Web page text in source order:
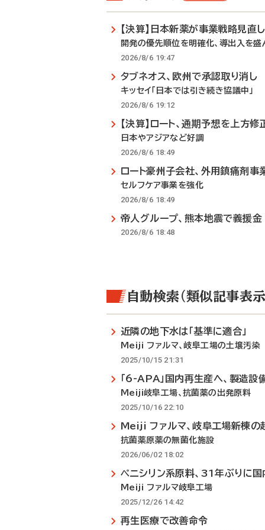
【決算】日本新薬が事業戦略見直し
開発の優先順位を明確化、導出入を盛
2026/8/6 19:47
タブネオス、欧州で承認取り消し
キッセイ「日本では引き続き協議中」
2026/8/6 19:12
【決算】ロート、通期予想を上方修
日本やアジアなど好調
2026/8/6 18:49
ロート豪州子会社、外用鎮痛剤事
セルフケア事業を強化
2026/8/6 18:49
帝人グループ、熊本地震で義援金
2026/8/6 18:48
自動検索（類似記事表示
近隣の地下水は「基準に適合」
Meiji ファルマ、岐阜工場の土壌汚染
2025/10/15 21:31
「6-APA」国内再生産へ、製造設
Meiji岐阜工場、抗菌薬の出発原料
2025/10/16 22:10
Meiji ファルマ、岐阜工場新棟の
抗菌薬原薬の無菌化施設
2026/06/02 18:02
ペニシリン系原料、31年ぶりに国
Meiji ファルマ岐阜工場
2025/12/26 14:42
再生医療で改善命令